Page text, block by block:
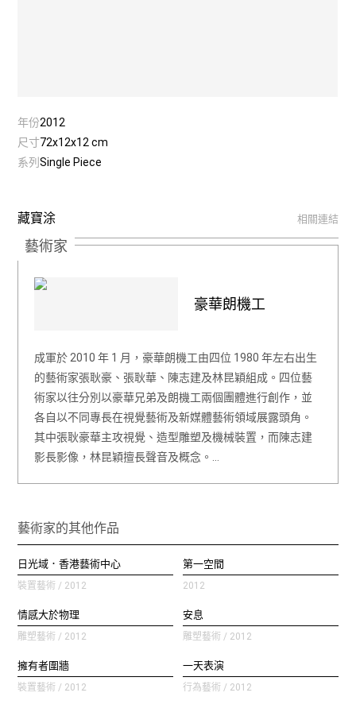
年份2012
尺寸72x12x12 cm
系列Single Piece
藏寶涂 相關連結
藝術家
豪華朗機工
成軍於 2010 年 1 月，豪華朗機工由四位 1980 年左右出生
的藝術家張耿豪、張耿華、陳志建及林昆穎組成。四位藝
術家以往分別以豪華兄弟及朗機工兩個團體進行創作，並
各自以不同專長在視覺藝術及新媒體藝術領域展露頭角。
其中張耿豪華主攻視覺、造型雕塑及機械裝置，而陳志建
影長影像，林昆穎擅長聲音及概念。…
藝術家的其他作品
日光域．香港藝術中心
裝置藝術 / 2012
第一空間
2012
情感大於物理
雕塑藝術 / 2012
安息
雕塑藝術 / 2012
擁有者圍牆
裝置藝術 / 2012
一天表演
行為藝術 / 2012